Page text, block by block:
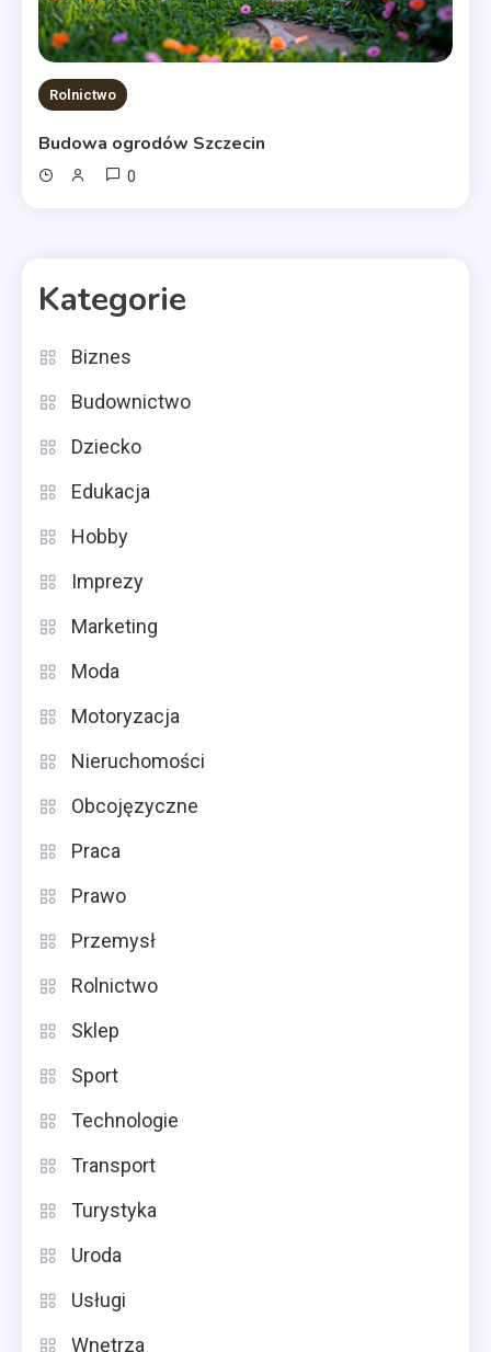
Rolnictwo
Budowa ogrodów Szczecin
0
Kategorie
Biznes
Budownictwo
Dziecko
Edukacja
Hobby
Imprezy
Marketing
Moda
Motoryzacja
Nieruchomości
Obcojęzyczne
Praca
Prawo
Przemysł
Rolnictwo
Sklep
Sport
Technologie
Transport
Turystyka
Uroda
Usługi
Wnętrza